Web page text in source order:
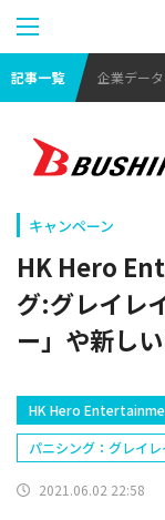
記事一覧 企業デー
キャンペーン
HK Hero
グ:グレイレ
ー」や新し
HK Hero
パニシング：グレイレ
2021.06.02 22:58